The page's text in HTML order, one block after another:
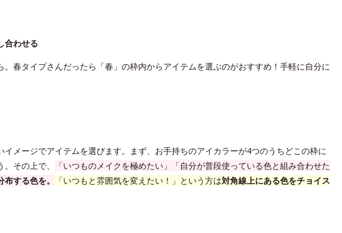
合わせる
。春タイプさんだったら「春」の枠内からアイテムを選ぶのがおすすめ！手軽に自分に
イメージでアイテムを選びます。まず、お手持ちのアイカラーが4つのうちどこの枠に
その上で、
「いつものメイクを極めたい」「自分が普段使っている色と組み合わせた
する色を。 「いつもと雰囲気を変えたい！」という方は対角線上にある色をチョイス